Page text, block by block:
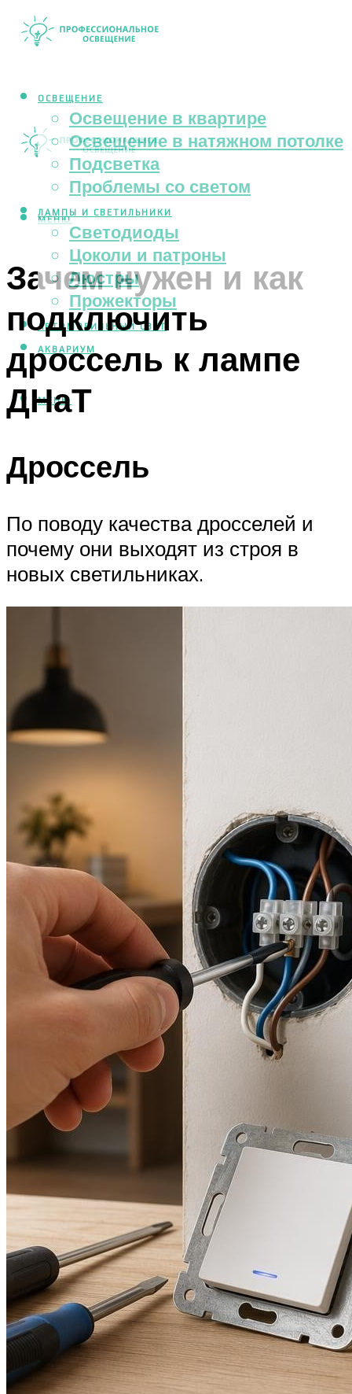
ОСВЕЩЕНИЕ
Освещение в квартире
Освещение в натяжном потолке
Подсветка
Проблемы со светом
ЛАМПЫ И СВЕТИЛЬНИКИ
Светодиоды
Цоколи и патроны
Люстры
Прожекторы
АВТОМОБИЛЬНЫЙ СВЕТ
АКВАРИУМ
МЕНЮ
МЕНЮ
Зачем нужен и как
подключить
дроссель к лампе
ДНаТ
Дроссель
По поводу качества дросселей и
почему они выходят из строя в
новых светильниках.